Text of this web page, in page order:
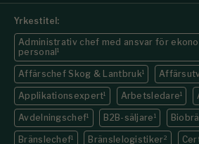
Yrkestitel:
Administrativ chef med ansvar för
personal1
Affärschef Skog & Lantbruk1
Applikationsexpert1 Arbetsledare1
Avdelningschef1 B2B-säljare 1
Bränslechef1 Bränslelogistiker2